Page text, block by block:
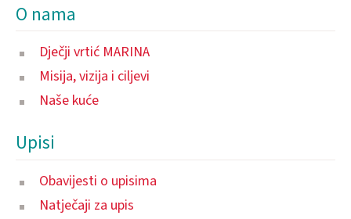
O nama
Dječji vrtić MARINA
Misija, vizija i ciljevi
Naše kuće
Upisi
Obavijesti o upisima
Natječaji za upis